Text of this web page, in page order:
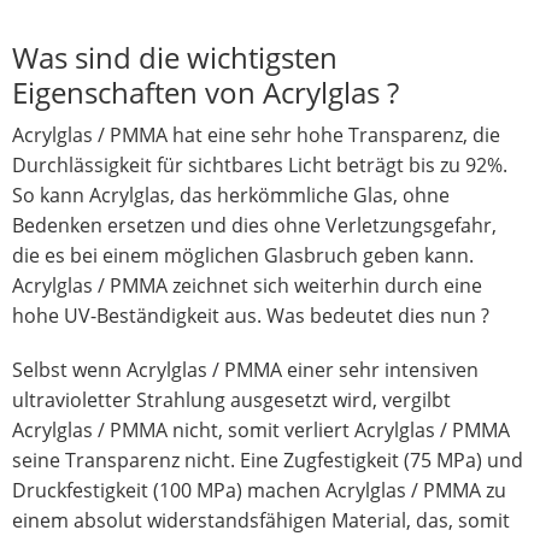
Was sind die wichtigsten
Eigenschaften von Acrylglas ?
Acrylglas / PMMA hat eine sehr hohe Transparenz, die
Durchlässigkeit für sichtbares Licht beträgt bis zu 92%.
So kann Acrylglas, das herkömmliche Glas, ohne
Bedenken ersetzen und dies ohne Verletzungsgefahr,
die es bei einem möglichen Glasbruch geben kann.
Acrylglas / PMMA zeichnet sich weiterhin durch eine
hohe UV-Beständigkeit aus. Was bedeutet dies nun ?
Selbst wenn Acrylglas / PMMA einer sehr intensiven
ultravioletter Strahlung ausgesetzt wird, vergilbt
Acrylglas / PMMA nicht, somit verliert Acrylglas / PMMA
seine Transparenz nicht. Eine Zugfestigkeit (75 MPa) und
Druckfestigkeit (100 MPa) machen Acrylglas / PMMA zu
einem absolut widerstandsfähigen Material, das, somit